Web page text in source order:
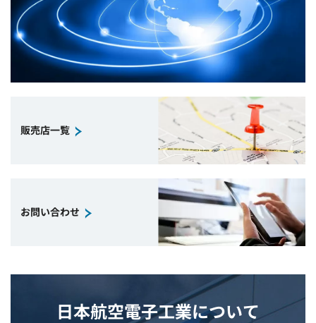
販売店一覧
お問い合わせ
日本航空電子工業について